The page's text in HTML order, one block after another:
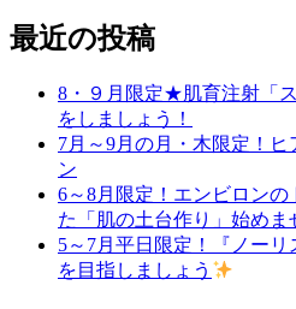
最近の投稿
8・９月限定★肌育注射「
をしましょう！
7月～9月の月・木限定！
ン
6～8月限定！エンビロン
た「肌の土台作り」始めま
5～7月平日限定！『ノー
を目指しましょう